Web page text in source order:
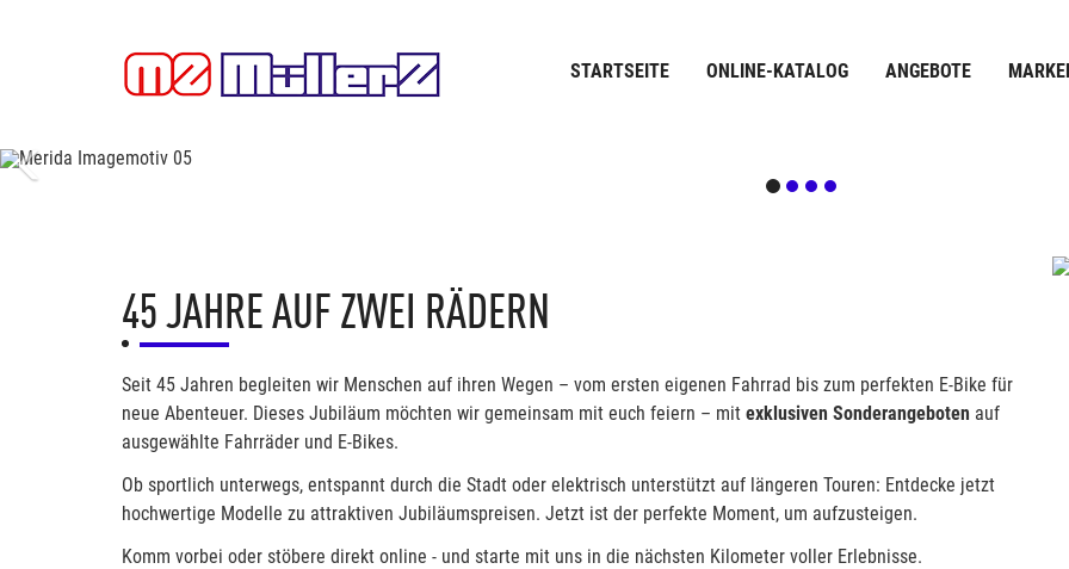
STARTSEITE ONLINE-KATALOG ANGEBOTE
Previous
45 JAHRE AUF ZWEI RÄDERN
Seit 45 Jahren begleiten wir Menschen auf ihren Wegen – vom ersten eigenen Fahrrad bis zum perfekten E-Bike für
neue Abenteuer. Dieses Jubiläum möchten wir gemeinsam mit euch feiern – mit exklusiven Sonderangeboten auf
ausgewählte Fahrräder und E-Bikes.
Ob sportlich unterwegs, entspannt durch die Stadt oder elektrisch unterstützt auf längeren Touren: Entdecke jetzt
hochwertige Modelle zu attraktiven Jubiläumspreisen. Jetzt ist der perfekte Moment, um aufzusteigen.
Komm vorbei oder stöbere direkt online - und starte mit uns in die nächsten Kilometer voller Erlebnisse.